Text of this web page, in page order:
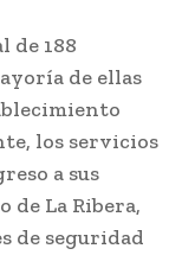
de 188
de ellas
los servicios
a sus
de La Ribera,
de seguridad